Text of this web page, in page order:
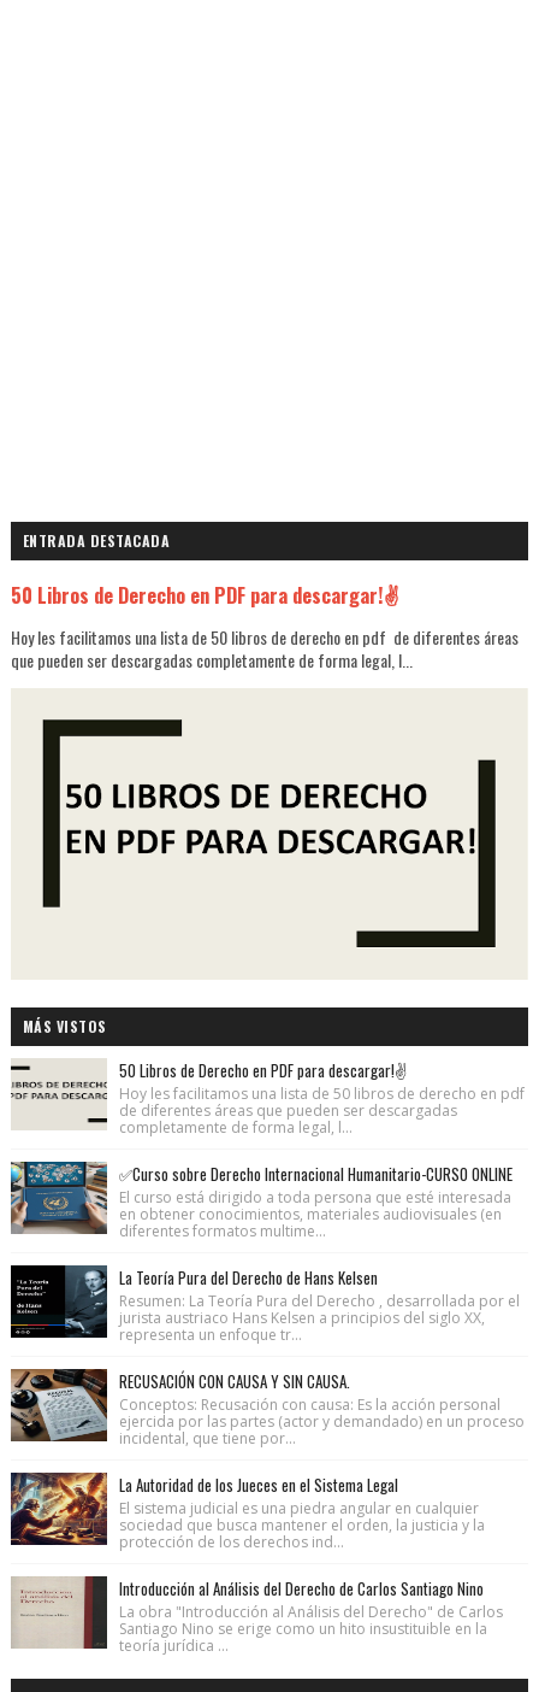
ENTRADA DESTACADA
50 Libros de Derecho en PDF para descargar!✌
Hoy les facilitamos una lista de 50 libros de derecho en pdf de diferentes áreas
que pueden ser descargadas completamente de forma legal, l...
MÁS VISTOS
50 Libros de Derecho en PDF para descargar!✌
Hoy les facilitamos una lista de 50 libros de derecho en pdf
de diferentes áreas que pueden ser descargadas
completamente de forma legal, l...
✅Curso sobre Derecho Internacional Humanitario-CURSO ONLINE
El curso está dirigido a toda persona que esté interesada
en obtener conocimientos, materiales audiovisuales (en
diferentes formatos multime...
La Teoría Pura del Derecho de Hans Kelsen
Resumen: La Teoría Pura del Derecho , desarrollada por el
jurista austriaco Hans Kelsen a principios del siglo XX,
representa un enfoque tr...
RECUSACIÓN CON CAUSA Y SIN CAUSA.
Conceptos: Recusación con causa: Es la acción personal
ejercida por las partes (actor y demandado) en un proceso
incidental, que tiene por...
La Autoridad de los Jueces en el Sistema Legal
El sistema judicial es una piedra angular en cualquier
sociedad que busca mantener el orden, la justicia y la
protección de los derechos ind...
Introducción al Análisis del Derecho de Carlos Santiago Nino
La obra "Introducción al Análisis del Derecho" de Carlos
Santiago Nino se erige como un hito insustituible en la
teoría jurídica ...